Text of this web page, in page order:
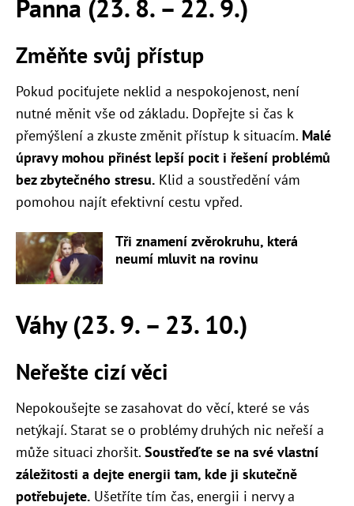
Panna (23. 8. – 22. 9.)
Změňte svůj přístup
Pokud pociťujete neklid a nespokojenost, není
nutné měnit vše od základu. Dopřejte si čas k
přemýšlení a zkuste změnit přístup k situacím. Malé
úpravy mohou přinést lepší pocit i řešení problémů
bez zbytečného stresu. Klid a soustředění vám
pomohou najít efektivní cestu vpřed.
Tři znamení zvěrokruhu, která
neumí mluvit na rovinu
Váhy (23. 9. – 23. 10.)
Neřešte cizí věci
Nepokoušejte se zasahovat do věcí, které se vás
netýkají. Starat se o problémy druhých nic neřeší a
může situaci zhoršit. Soustřeďte se na své vlastní
záležitosti a dejte energii tam, kde ji skutečně
potřebujete. Ušetříte tím čas, energii i nervy a